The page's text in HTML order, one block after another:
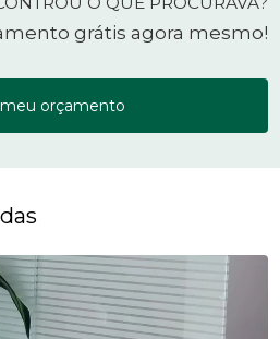
grátis agora mesmo!
orçamento